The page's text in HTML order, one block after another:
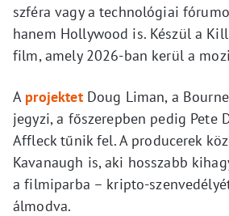
szféra vagy a technológiai
hanem Hollywood is. Készül a
film, amely 2026-ban kerül a
A projektetDoug Liman, a
jegyzi, a főszerepben pedig Pete
Affleck tűnik fel. A producerek
Kavanaugh is, aki hosszabb
a filmiparba – kripto-
álmodva.